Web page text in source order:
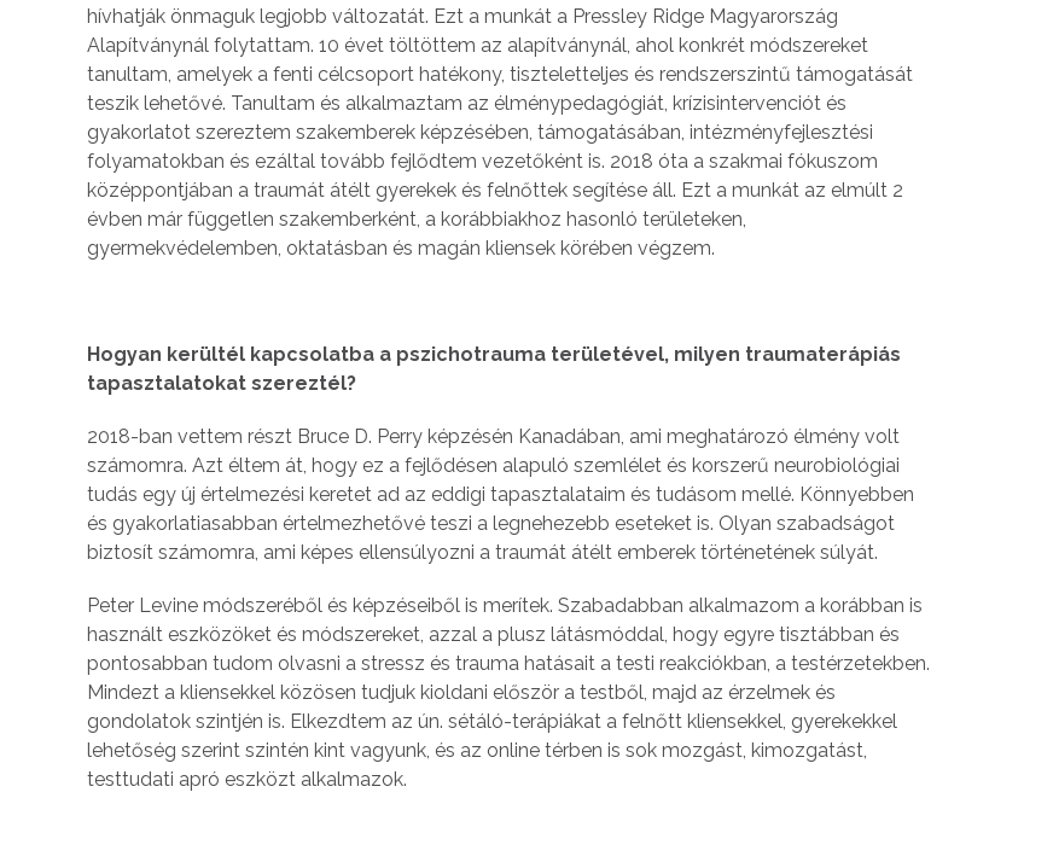
hívhatják önmaguk legjobb változatát. Ezt a munkát a Pressley Ridge Magyarország
Alapítványnál folytattam. 10 évet töltöttem az alapítványnál, ahol konkrét módszereket
tanultam, amelyek a fenti célcsoport hatékony, tiszteletteljes és rendszerszintű támogatását
teszik lehetővé. Tanultam és alkalmaztam az élménypedagógiát, krízisintervenciót és
gyakorlatot szereztem szakemberek képzésében, támogatásában, intézményfejlesztési
folyamatokban és ezáltal tovább fejlődtem vezetőként is. 2018 óta a szakmai fókuszom
középpontjában a traumát átélt gyerekek és felnőttek segítése áll. Ezt a munkát az elmúlt 2
évben már független szakemberként, a korábbiakhoz hasonló területeken,
gyermekvédelemben, oktatásban és magán kliensek körében végzem.
Hogyan kerültél kapcsolatba a pszichotrauma területével, milyen traumaterápiás
tapasztalatokat szereztél?
2018-ban vettem részt Bruce D. Perry képzésén Kanadában, ami meghatározó élmény volt
számomra. Azt éltem át, hogy ez a fejlődésen alapuló szemlélet és korszerű neurobiológiai
tudás egy új értelmezési keretet ad az eddigi tapasztalataim és tudásom mellé. Könnyebben
és gyakorlatiasabban értelmezhetővé teszi a legnehezebb eseteket is. Olyan szabadságot
biztosít számomra, ami képes ellensúlyozni a traumát átélt emberek történetének súlyát.
Peter Levine módszeréből és képzéseiből is merítek. Szabadabban alkalmazom a korábban is
használt eszközöket és módszereket, azzal a plusz látásmóddal, hogy egyre tisztábban és
pontosabban tudom olvasni a stressz és trauma hatásait a testi reakciókban, a testérzetekben.
Mindezt a kliensekkel közösen tudjuk kioldani először a testből, majd az érzelmek és
gondolatok szintjén is. Elkezdtem az ún. sétáló-terápiákat a felnőtt kliensekkel, gyerekekkel
lehetőség szerint szintén kint vagyunk, és az online térben is sok mozgást, kimozgatást,
testtudati apró eszközt alkalmazok.